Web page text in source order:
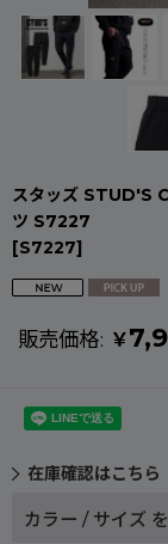
スタッズ STUD'S
ツ S7227
[S7227]
販売価格: ￥
在庫確認はこちら
カラー / サイズ